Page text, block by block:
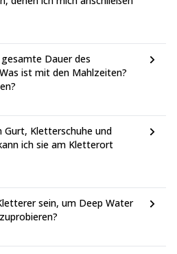
Dauer des
ist mit den Mahlzeiten?
Gurt, Kletterschuhe und
ich sie am Kletterort
sein, um Deep Water